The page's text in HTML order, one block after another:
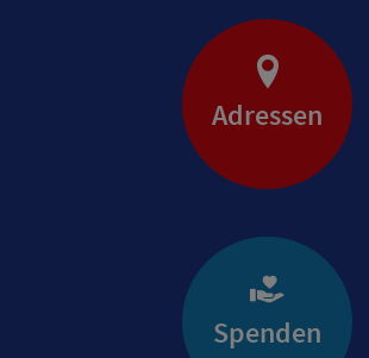
Adressen
Spenden